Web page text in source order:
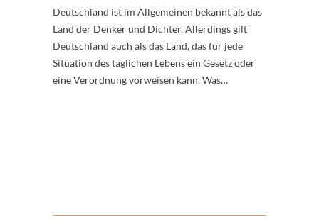
Deutschland ist im Allgemeinen bekannt als das
Land der Denker und Dichter. Allerdings gilt
Deutschland auch als das Land, das für jede
Situation des täglichen Lebens ein Gesetz oder
eine Verordnung vorweisen kann. Was…